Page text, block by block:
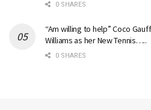
0 SHARES
“Am willing to help” Coco
Williams as her New Tennis…..
0 SHARES